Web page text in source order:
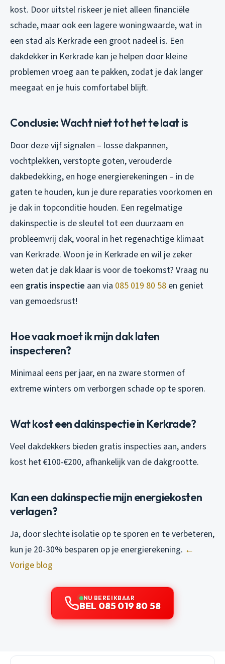
kost. Door uitstel riskeer je niet alleen financiële
schade, maar ook een lagere woningwaarde, wat in
een stad als Kerkrade een groot nadeel is. Een
dakdekker in Kerkrade kan je helpen door kleine
problemen vroeg aan te pakken, zodat je dak langer
meegaat en je huis comfortabel blijft.
Conclusie: Wacht niet tot het te laat is
Door deze vijf signalen – losse dakpannen,
vochtplekken, verstopte goten, verouderde
dakbedekking, en hoge energierekeningen – in de
gaten te houden, kun je dure reparaties voorkomen en
je dak in topconditie houden. Een regelmatige
dakinspectie is de sleutel tot een duurzaam en
probleemvrij dak, vooral in het regenachtige klimaat
van Kerkrade. Woon je in Kerkrade en wil je zeker
weten dat je dak klaar is voor de toekomst? Vraag nu
een gratis inspectie aan via 085 019 80 58 en geniet
van gemoedsrust!
Hoe vaak moet ik mijn dak laten
inspecteren?
Minimaal eens per jaar, en na zware stormen of
extreme winters om verborgen schade op te sporen.
Wat kost een dakinspectie in Kerkrade?
Veel dakdekkers bieden gratis inspecties aan, anders
kost het €100-€200, afhankelijk van de dakgrootte.
Kan een dakinspectie mijn energiekosten
verlagen?
Ja, door slechte isolatie op te sporen en te verbeteren,
kun je 20-30% besparen op je energierekening. ←
Vorige blog
NU BEREIKBAAR
BEL 085 019 80 58